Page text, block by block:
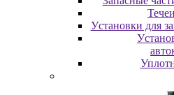
Уcтaнoвки для